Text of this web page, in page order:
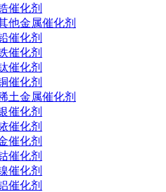
催化剂
他金属催化剂
催化剂
催化剂
催化剂
催化剂
土金属催化剂
催化剂
催化剂
催化剂
催化剂
催化剂
催化剂